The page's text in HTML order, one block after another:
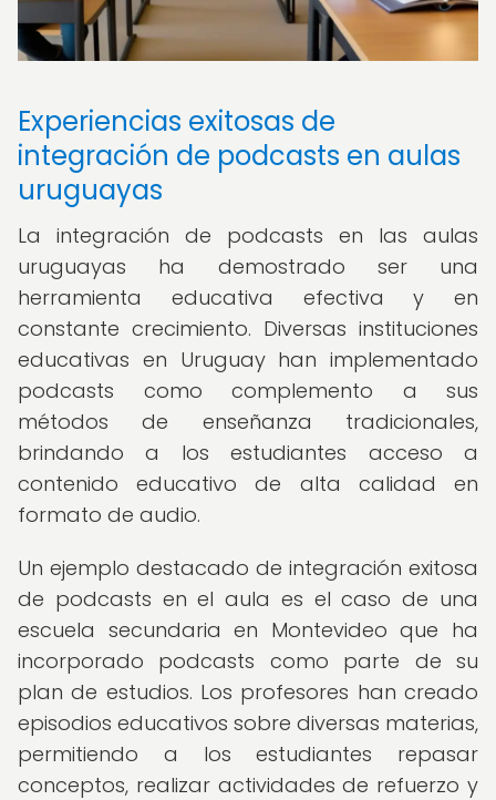
Experiencias exitosas de
integración de podcasts en aulas
uruguayas
La integración de podcasts en las aulas
uruguayas ha demostrado ser una
herramienta educativa efectiva y en
constante crecimiento. Diversas instituciones
educativas en Uruguay han implementado
podcasts como complemento a sus
métodos de enseñanza tradicionales,
brindando a los estudiantes acceso a
contenido educativo de alta calidad en
formato de audio.
Un ejemplo destacado de integración exitosa
de podcasts en el aula es el caso de una
escuela secundaria en Montevideo que ha
incorporado podcasts como parte de su
plan de estudios. Los profesores han creado
episodios educativos sobre diversas materias,
permitiendo a los estudiantes repasar
conceptos, realizar actividades de refuerzo y